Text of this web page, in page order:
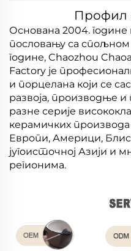
Профил
Основана 2004. године
пословању са
године, Chaozhou
Factory је
и порцелана који се
развоја, производње и
разне серије
керамичких
Европи, Америци,
југоисточној Азији и
регионима.